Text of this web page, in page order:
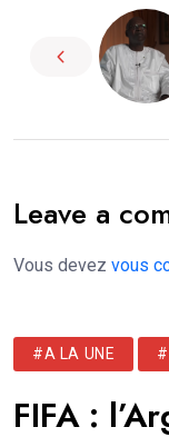
Leave a
Vous devez vous
#A LA UNE
FIFA :